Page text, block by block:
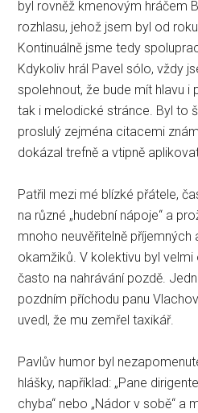
byl rovněž kmenovým hráčem
rozhlasu, jehož jsem byl od
Kontinuálně jsme tedy
Kdykoliv hrál Pavel sólo, vždy
spolehnout, že bude mít hlavu i
tak i melodické stránce. Byl to
proslulý zejména citacemi
dokázal trefně a vtipně
Patřil mezi mé blízké přátele,
na různé „hudební nápoje“ a
mnoho neuvěřitelně příjemných
okamžiků. V kolektivu byl velmi
často na nahrávání pozdě.
pozdním příchodu panu
uvedl, že mu zemřel taxikář.
Pavlův humor byl
hlášky, například: „Pane
chyba“ nebo „Nádor v sobě“ a